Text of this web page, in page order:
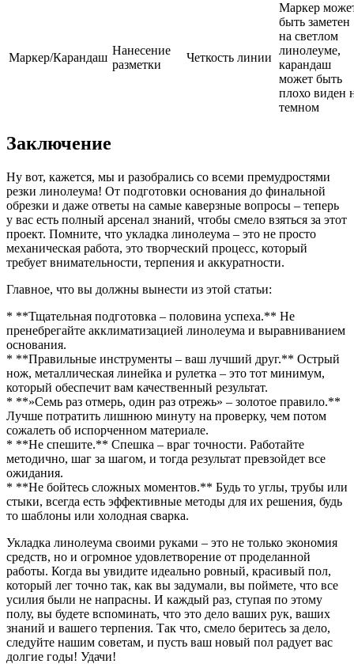
Маркер/Карандаш
Нанесение
разметки
Четкость линии
Маркер
быть заметен
на светлом
линолеуме,
карандаш
может быть
плохо виден
темном
Заключение
Ну вот, кажется, мы и разобрались со всеми премудростями
резки линолеума! От подготовки основания до финальной
обрезки и даже ответы на самые каверзные вопросы – теперь
у вас есть полный арсенал знаний, чтобы смело взяться за этот
проект. Помните, что укладка линолеума – это не просто
механическая работа, это творческий процесс, который
требует внимательности, терпения и аккуратности.
Главное, что вы должны вынести из этой статьи:
* **Тщательная подготовка – половина успеха.** Не
пренебрегайте акклиматизацией линолеума и выравниванием
основания.
* **Правильные инструменты – ваш лучший друг.** Острый
нож, металлическая линейка и рулетка – это тот минимум,
который обеспечит вам качественный результат.
* **»Семь раз отмерь, один раз отрежь» – золотое правило.**
Лучше потратить лишнюю минуту на проверку, чем потом
сожалеть об испорченном материале.
* **Не спешите.** Спешка – враг точности. Работайте
методично, шаг за шагом, и тогда результат превзойдет все
ожидания.
* **Не бойтесь сложных моментов.** Будь то углы, трубы или
стыки, всегда есть эффективные методы для их решения, будь
то шаблоны или холодная сварка.
Укладка линолеума своими руками – это не только экономия
средств, но и огромное удовлетворение от проделанной
работы. Когда вы увидите идеально ровный, красивый пол,
который лег точно так, как вы задумали, вы поймете, что все
усилия были не напрасны. И каждый раз, ступая по этому
полу, вы будете вспоминать, что это дело ваших рук, ваших
знаний и вашего терпения. Так что, смело беритесь за дело,
следуйте нашим советам, и пусть ваш новый пол радует вас
долгие годы! Удачи!